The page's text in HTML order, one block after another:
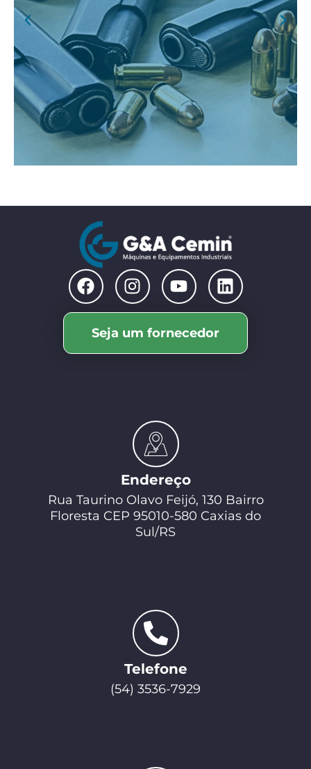
Seja um fornecedor
Endereço
Rua Taurino Olavo Feijó, 130 Bairro
Floresta CEP 95010-580 Caxias do
Sul/RS
Telefone
(54) 3536-7929